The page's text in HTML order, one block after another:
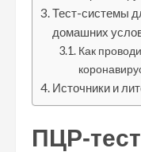
Тест-системы
домашних
Как
Источники и
ПЦР-